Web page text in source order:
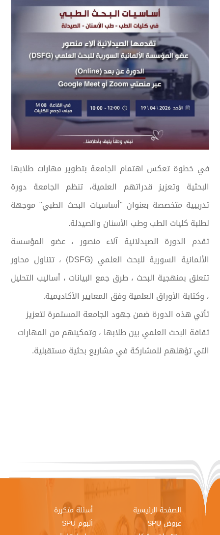
في خطوة تعكس اهتمام الجامعة بتطوير مهارات طلابها
البحثية وتعزيز قدراتهم العلمية، تنظم الجامعة دورة
تدريبية متخصصة بعنوان "أساسيات البحث الطبي" موجهة
لطلبة كليات الطب وطب الأسنان والصيدلة.
تقدم الدورة الصيدلانية آلاء منصور ، عضو المؤسسة
الألمانية السورية للبحث العلمي (DSFG) ، تتناول محاور
تتعلق بمنهجية البحث ، طرق جمع البيانات ، أساليب التحليل
، وكتابة الأوراق العلمية وفق المعايير الأكاديمية.
تأتي هذه الدورة ضمن جهود الجامعة المستمرة لتعزيز
ثقافة البحث العلمي بين طلابها ، وتمكينهم من المهارات
التي تؤهلهم للمشاركة في مشاريع بحثية مستقبلية.
الصفحة الرئيسية
أسئلة متكررة
عروض SPU
ألبوم SPU